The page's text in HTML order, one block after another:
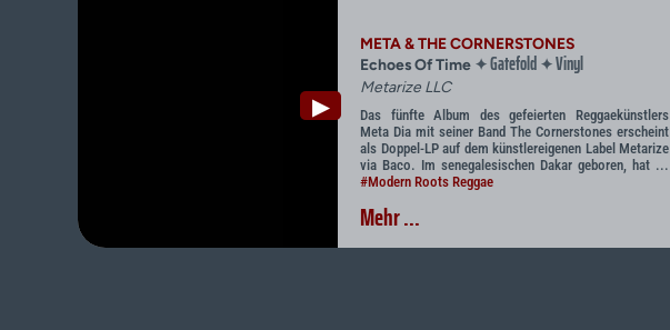
▶
META & THE CORNERSTONES
Echoes Of Time ✦Gatefold✦Vinyl
Metarize LLC
Das fünfte Album des gefeierten Reggaekünstlers
Meta Dia mit seiner Band The Cornerstones erscheint
als Doppel-LP auf dem künstlereigenen Label Metarize
via Baco. Im senegalesischen Dakar geboren, hat ...
#Modern Roots Reggae
Mehr ...